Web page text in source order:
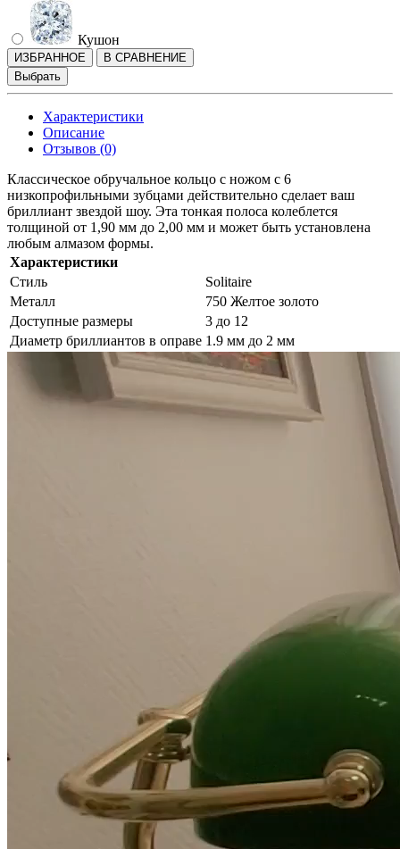
Кушон
ИЗБРАННОЕ
В СРАВНЕНИЕ
Выбрать
Характеристики
Описание
Отзывов (0)
Классическое обручальное кольцо с ножом с 6
низкопрофильными зубцами действительно сделает ваш
бриллиант звездой шоу. Эта тонкая полоса колеблется
толщиной от 1,90 мм до 2,00 мм и может быть установлена ​​
любым алмазом формы.
Характеристики
Стиль
Solitaire
Металл
750 Желтое золото
Доступные размеры
3 до 12
Диаметр бриллиантов в оправе 1.9 мм до 2 мм